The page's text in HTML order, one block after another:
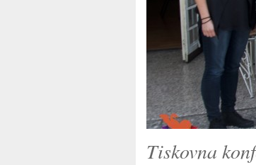
Tiskovna